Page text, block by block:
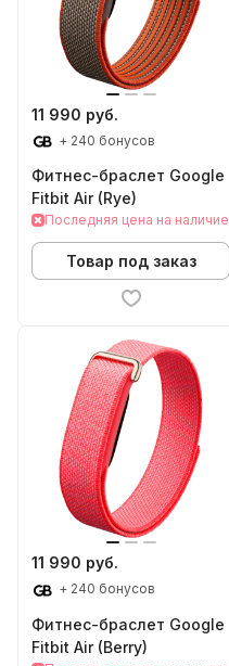
11 990 руб.
+ 240 бонусов
Фитнес-браслет Google
Fitbit Air (Rye)
Последняя цена на наличие
Товар под заказ
11 990 руб.
+ 240 бонусов
Фитнес-браслет Google
Fitbit Air (Berry)